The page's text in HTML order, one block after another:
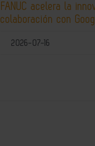
FANUC acelera la
colaboración con
2026-07-16